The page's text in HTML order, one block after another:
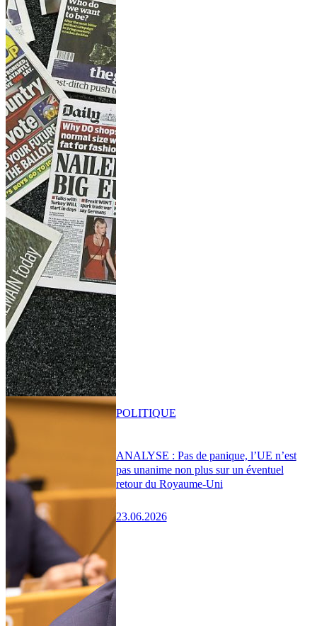
ANALYSE : Pas de panique, l’UE n’est
pas unanime non plus sur un éventuel
retour du Royaume-Uni
23.06.2026
POLITIQUE